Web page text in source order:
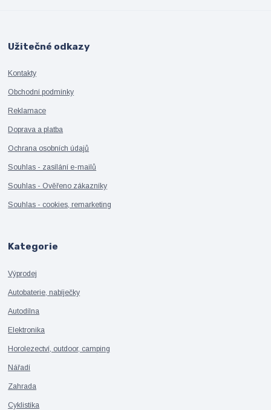
Užitečné odkazy
Kontakty
Obchodní podmínky
Reklamace
Doprava a platba
Ochrana osobních údajů
Souhlas - zasílání e-mailů
Souhlas - Ověřeno zákazníky
Souhlas - cookies, remarketing
Kategorie
Výprodej
Autobaterie, nabíječky
Autodílna
Elektronika
Horolezectví, outdoor, camping
Nářadí
Zahrada
Cyklistika